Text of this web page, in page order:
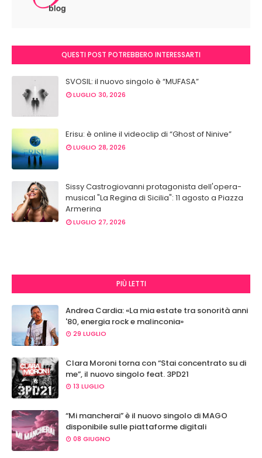
QUESTI POST POTREBBERO INTERESSARTI
SVOSIL: il nuovo singolo è “MUFASA”
LUGLIO 30, 2026
Erisu: è online il videoclip di “Ghost of Ninive”
LUGLIO 28, 2026
Sissy Castrogiovanni protagonista dell'opera-
musical "La Regina di Sicilia": 11 agosto a Piazza
Armerina
LUGLIO 27, 2026
PIÙ LETTI
Andrea Cardia: «La mia estate tra sonorità anni
'80, energia rock e malinconia»
29 LUGLIO
Clara Moroni torna con “Stai concentrato su di
me”, il nuovo singolo feat. 3PD21
13 LUGLIO
“Mi mancherai” è il nuovo singolo di MAGO
disponibile sulle piattaforme digitali
08 GIUGNO